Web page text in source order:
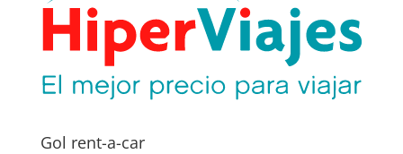
Gol rent-a-car